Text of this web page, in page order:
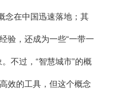
念在中国迅速落地；其
验，还成为一些“一带一
不过，“智慧城市”的概
效的工具，但这个概念